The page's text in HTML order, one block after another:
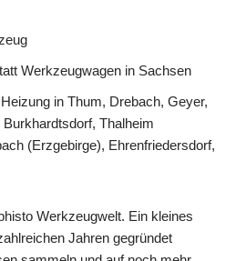
Werkzeugwagen in Sachsen
in Thum, Drebach, Geyer,
Thalheim
(Erzgebirge), Ehrenfriedersdorf,
Werkzeugwelt. Ein kleines
Jahren gegründet